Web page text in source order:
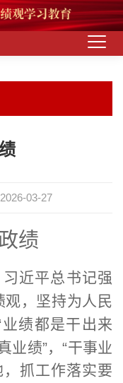
03-27
绩
近平总书记强
观，坚持为人民
业绩都是干出来
业绩”，“干事业
抓工作落实要